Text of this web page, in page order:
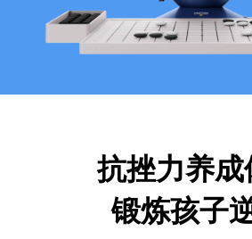
抗挫力养
锻炼孩子